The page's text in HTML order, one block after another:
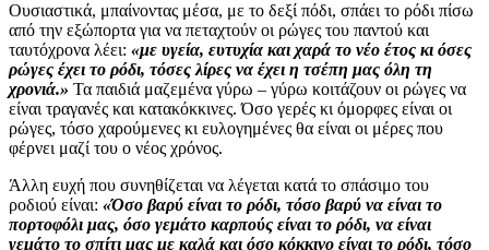
Ουσιαστικά, μπαίνοντας μέσα, με το δεξί πόδι, σπάει το ρόδι πίσω
από την εξώπορτα για να πεταχτούν οι ρώγες του παντού και
ταυτόχρονα λέει: «με υγεία, ευτυχία και χαρά το νέο έτος κι όσες
ρώγες έχει το ρόδι, τόσες λίρες να έχει η τσέπη μας όλη τη
χρονιά.» Τα παιδιά μαζεμένα γύρω – γύρω κοιτάζουν οι ρώγες να
είναι τραγανές και κατακόκκινες. Όσο γερές κι όμορφες είναι οι
ρώγες, τόσο χαρούμενες κι ευλογημένες θα είναι οι μέρες που
φέρνει μαζί του ο νέος χρόνος.
Άλλη ευχή που συνηθίζεται να λέγεται κατά το σπάσιμο του
ροδιού είναι: «Όσο βαρύ είναι το ρόδι, τόσο βαρύ να είναι το
πορτοφόλι μας, όσο γεμάτο καρπούς είναι το ρόδι, να είναι
γεμάτο το σπίτι μας με καλά και όσο κόκκινο είναι το ρόδι, τόσο